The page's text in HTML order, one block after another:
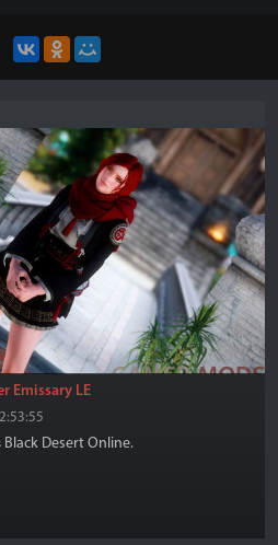
Emissary LE
Black Desert Online.